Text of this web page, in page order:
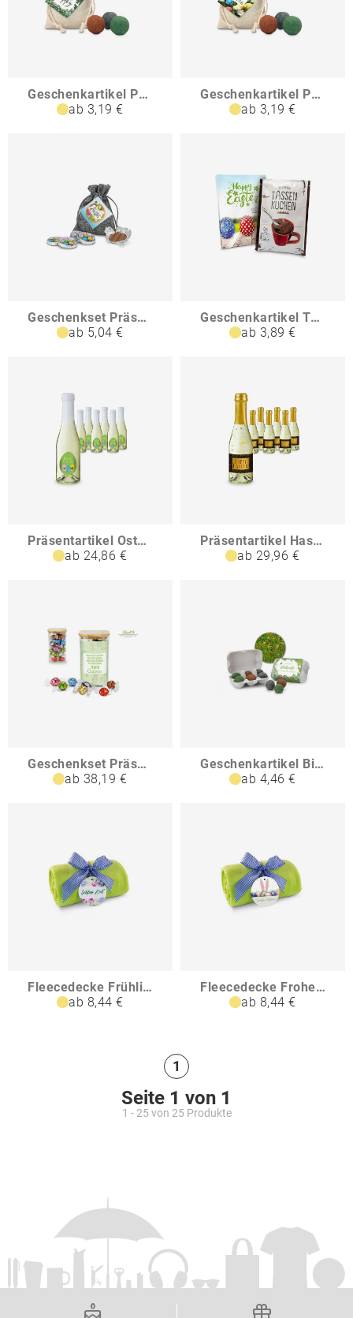
Geschenkartikel Präsentartikel Blumenwiese Bee Happy
ab 3,19 €
Geschenkartikel Präsentartikel Oster-Blumenwiese
ab 3,19 €
Geschenkset Präsenteset Oster-Schokotaler im Säckchen
ab 5,04 €
Geschenkartikel Tassenkuchen Ostern auch in individueller Stecktasche
ab 3,89 €
Präsentartikel Oster-Piccolo
ab 24,86 €
Präsentartikel Hasengold
ab 29,96 €
Geschenkset Präsenteset Lindor Team-Glas Frohe Ostern
ab 38,19 €
Geschenkartikel Bienenweide im Eierkarton Blühende Zusammenarbeit
ab 4,46 €
Fleecedecke Frühlingszeit
ab 8,44 €
Fleecedecke Frohe Ostern
ab 8,44 €
1
Seite 1 von 1
1 - 25 von 25 Produkte